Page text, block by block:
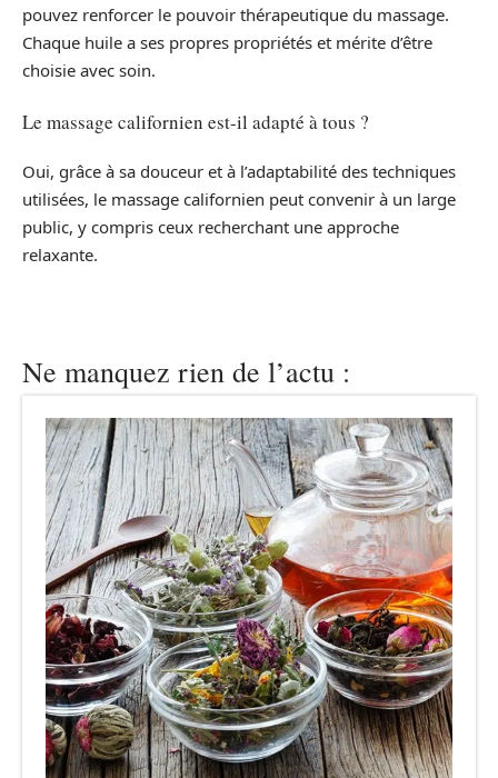
pouvez renforcer le pouvoir thérapeutique du massage.
Chaque huile a ses propres propriétés et mérite d’être
choisie avec soin.
Le massage californien est-il adapté à tous ?
Oui, grâce à sa douceur et à l’adaptabilité des techniques
utilisées, le massage californien peut convenir à un large
public, y compris ceux recherchant une approche
relaxante.
Ne manquez rien de l’actu :